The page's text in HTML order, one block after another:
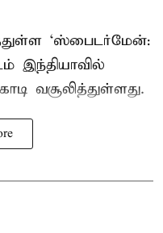
‘ஸ்பைடர்மேன்:
இந்தியாவில்
வசூலித்துள்ளது.